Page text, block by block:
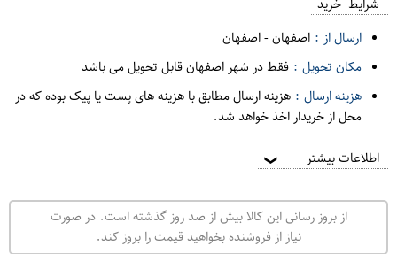
ارسال از : اصفهان-اصفهان
مکان تحویل : فقط در شهر اصفهان قابل تحویل می باشد
هزینه ارسال : هزینه ارسال مطابق با هزینه های پست یا پیک بوده که در
محل از خریدار اخذ خواهد شد.
اطلاعات بیشتر ❯
از بروز رسانی این کالا بیش از صد روز گذشته است. در صورت
نیاز از فروشنده بخواهید قیمت را بروز کند.